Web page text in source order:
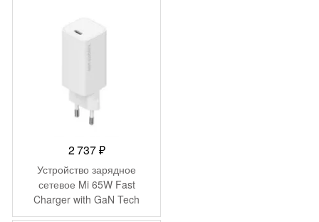
2 737₽
Устройство зарядное
сетевое Mi 65W Fast
Charger with GaN Tech
AD65GEU (BHR4499GL)